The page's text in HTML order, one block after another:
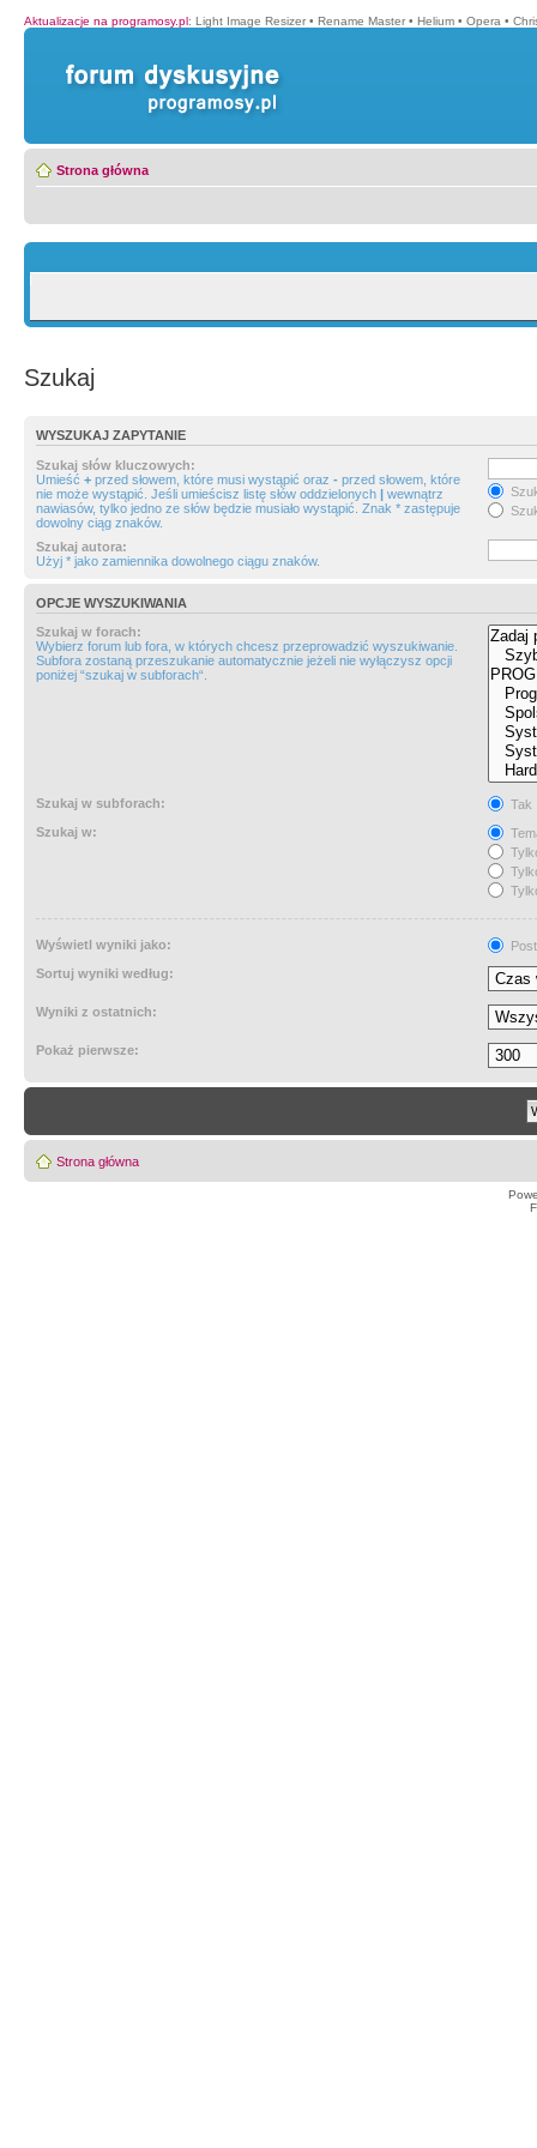
Aktualizacje na programosy.pl: Light Image Resizer • Rename Master • Helium • Opera •
Strona główna
Szukaj
WYSZUKAJ ZAPYTANIE
Szukaj słów kluczowych:
Umieść + przed słowem, które musi wystąpić oraz - przed słowem, które
nie może wystąpić. Jeśli umieścisz listę słów oddzielonych | wewnątrz
nawiasów, tylko jedno ze słów będzie musiało wystąpić. Znak * zastępuje
dowolny ciąg znaków.
Szukaj autora:
Użyj * jako zamiennika dowolnego ciągu znaków.
OPCJE WYSZUKIWANIA
Szukaj w forach:
Wybierz forum lub fora, w których chcesz przeprowadzić wyszukiwanie.
Subfora zostaną przeszukanie automatycznie jeżeli nie wyłączysz opcji
poniżej “szukaj w subforach“.
Szukaj w subforach:
Tak
Szukaj w:
Wyświetl wyniki jako:
Sortuj wyniki według:
Wyniki z ostatnich:
Pokaż pierwsze:
Strona główna